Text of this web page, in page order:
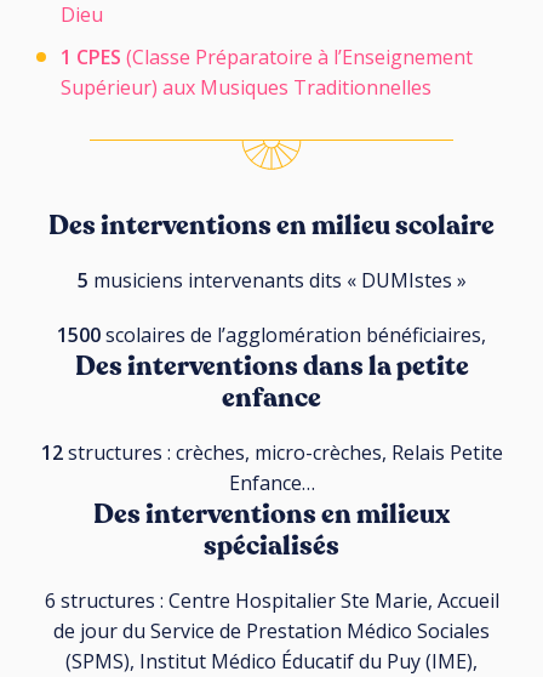
Dieu
1 CPES (Classe Préparatoire à l’Enseignement
Supérieur) aux Musiques Traditionnelles
Des interventions en milieu scolaire
5 musiciens intervenants dits « DUMIstes »
1500scolaires de l’agglomération bénéficiaires,
Des interventions dans la petite
enfance
12structures : crèches, micro-crèches, Relais Petite
Enfance…
Des interventions en milieux
spécialisés
6 structures : Centre Hospitalier Ste Marie, Accueil
de jour du Service de Prestation Médico Sociales
(SPMS), Institut Médico Éducatif du Puy (IME),